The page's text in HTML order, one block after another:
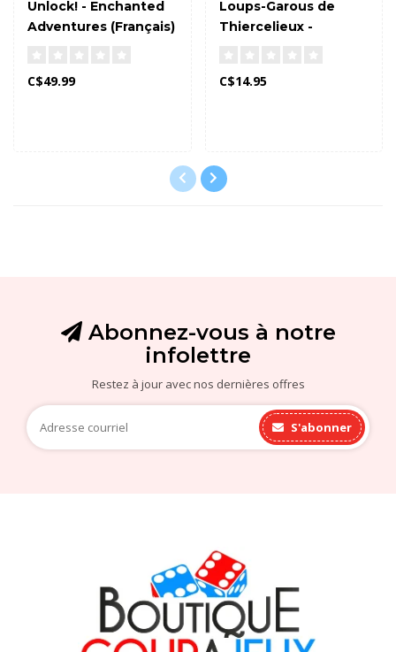
Unlock! - Enchanted
Adventures (Français)
C$49.99
Loups-Garous de
Thiercelieux -
(Bilingue)
C$14.95
Abonnez-vous à notre
infolettre
Restez à jour avec nos dernières offres
S'abonner